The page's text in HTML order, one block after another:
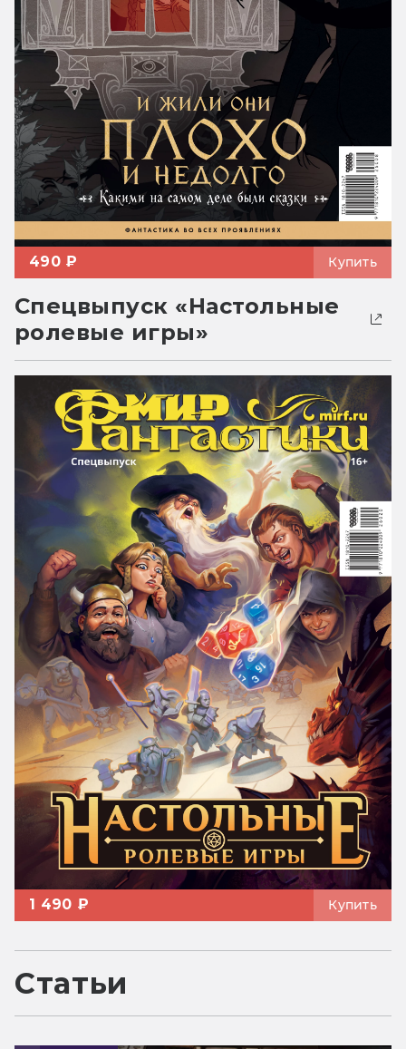
490 ₽ Купить
Спецвыпуск «Настольные
ролевые игры»
1 490 ₽ Купить
Статьи